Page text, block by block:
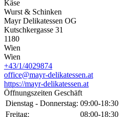
Käse
Wurst & Schinken
Mayr Delikatessen OG
Kutschkergasse 31
1180
Wien
Wien
+43/1/4029874
office@mayr-delikatessen.at
https://mayr-delikatessen.at
Öffnungszeiten Geschäft
Dienstag - Donnerstag: 09:00-18:30
Freitag:
08:00-18:30